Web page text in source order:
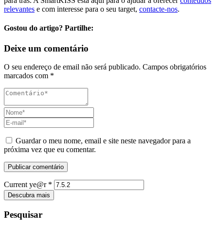
relevantes e com interesse para o seu target, contacte-nos.
Gostou do artigo? Partilhe:
Deixe um comentário
O seu endereço de email não será publicado. Campos obrigatórios
marcados com *
Guardar o meu nome, email e site neste navegador para a
próxima vez que eu comentar.
Current ye@r *
Descubra mais
Pesquisar